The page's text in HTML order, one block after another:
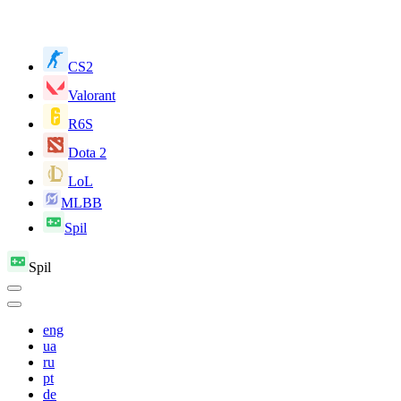
CS2
Valorant
R6S
Dota 2
LoL
MLBB
Spil
Spil
eng
ua
ru
pt
de